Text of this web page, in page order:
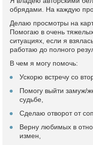
обрядами. На каждую
Делаю просмотры на
Помогаю в очень
ситуациях, если я
работаю до полного
В чем я могу помочь:
Ускорю встречу со
Помогу выйти замуж/
судьбе,
Сделаю отворот от
Верну любимых в
измен,